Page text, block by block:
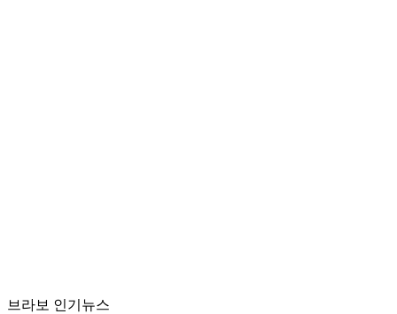
브라보 인기뉴스